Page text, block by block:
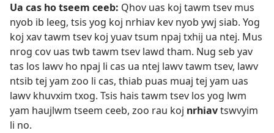
Ua cas ho tseem ceeb: Qhov uas koj tawm tsev mus
nyob ib leeg, tsis yog koj nrhiav kev nyob ywj siab. Yog
koj xav tawm tsev koj yuav tsum npaj txhij ua ntej. Mus
nrog cov uas twb tawm tsev lawd tham. Nug seb yav
tas los lawv ho npaj li cas ua ntej lawv tawm tsev, lawv
ntsib tej yam zoo li cas, thiab puas muaj tej yam uas
lawv khuvxim txog. Tsis hais tawm tsev los yog lwm
yam haujlwm tseem ceeb, zoo rau koj nrhiavtswvyim
li no.